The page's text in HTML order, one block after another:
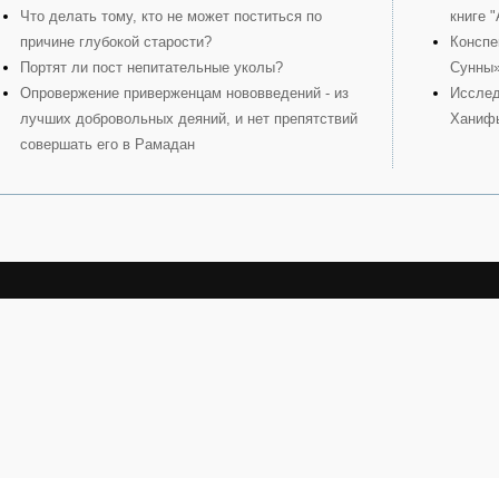
Что делать тому, кто не может поститься по
причине глубокой старости?
Портят ли пост непитательные уколы?
Опровержение приверженцам нововведений - из
лучших добровольных деяний, и нет препятствий
совершать его в Рамадан
книге